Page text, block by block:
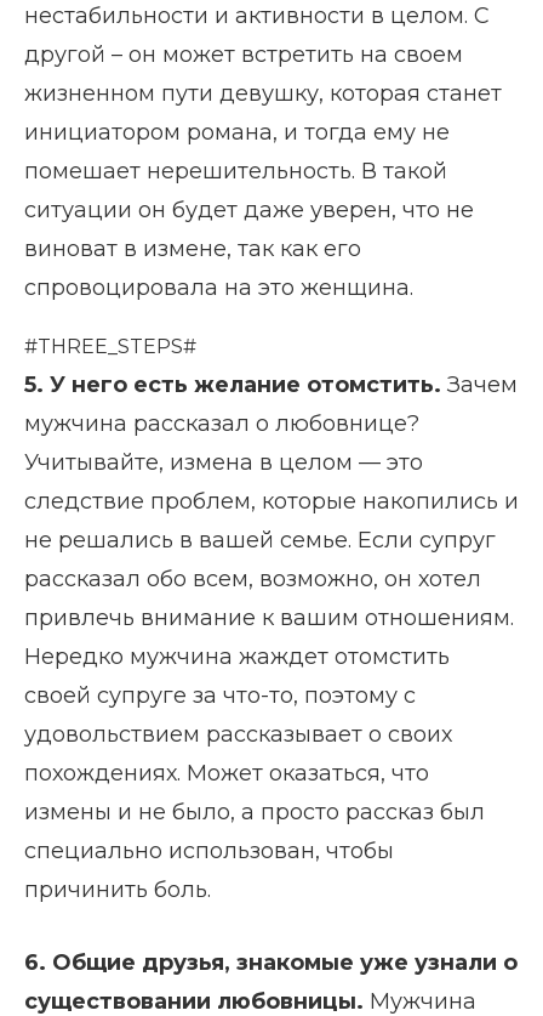
нестабильности и активности в целом. С
другой – он может встретить на своем
жизненном пути девушку, которая станет
инициатором романа, и тогда ему не
помешает нерешительность. В такой
ситуации он будет даже уверен, что не
виноват в измене, так как его
спровоцировала на это женщина.
#THREE_STEPS#
5. У него есть желание отомстить. Зачем
мужчина рассказал о любовнице?
Учитывайте, измена в целом — это
следствие проблем, которые накопились и
не решались в вашей семье. Если супруг
рассказал обо всем, возможно, он хотел
привлечь внимание к вашим отношениям.
Нередко мужчина жаждет отомстить
своей супруге за что-то, поэтому с
удовольствием рассказывает о своих
похождениях. Может оказаться, что
измены и не было, а просто рассказ был
специально использован, чтобы
причинить боль.
6. Общие друзья, знакомые уже узнали о
существовании любовницы. Мужчина